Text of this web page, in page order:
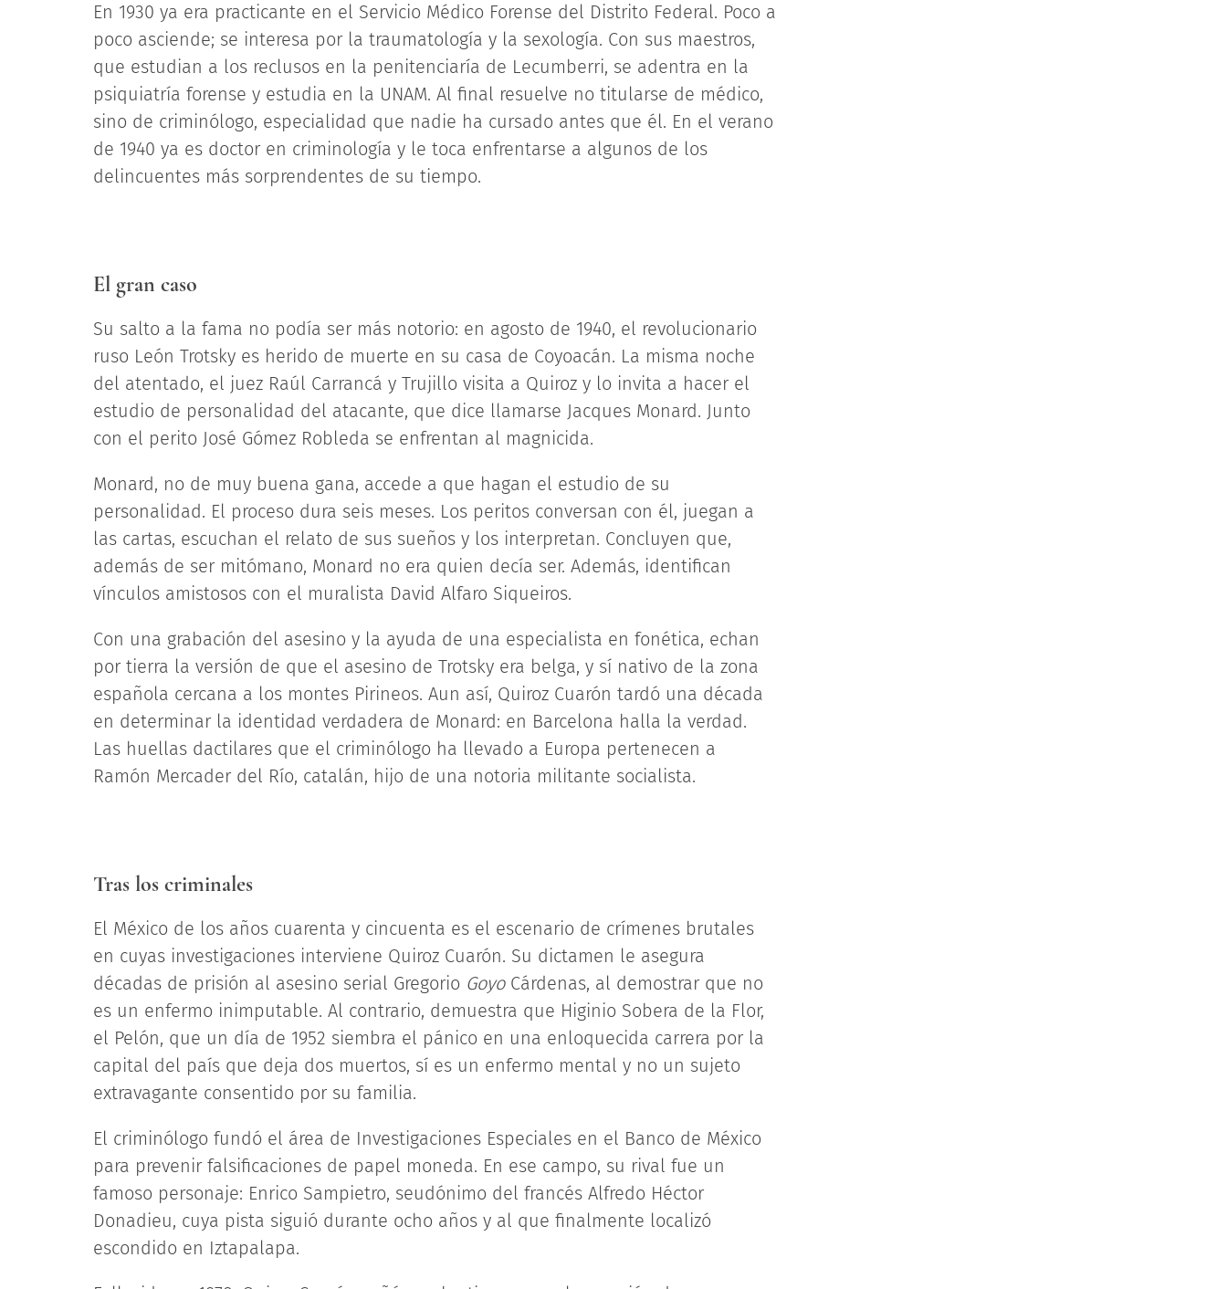
En 1930 ya era practicante en el Servicio Médico Forense del Distrito Federal. Poco a
poco asciende; se interesa por la traumatología y la sexología. Con sus maestros,
que estudian a los reclusos en la penitenciaría de Lecumberri, se adentra en la
psiquiatría forense y estudia en la UNAM. Al final resuelve no titularse de médico,
sino de criminólogo, especialidad que nadie ha cursado antes que él. En el verano
de 1940 ya es doctor en criminología y le toca enfrentarse a algunos de los
delincuentes más sorprendentes de su tiempo.
El gran caso
Su salto a la fama no podía ser más notorio: en agosto de 1940, el revolucionario
ruso León Trotsky es herido de muerte en su casa de Coyoacán. La misma noche
del atentado, el juez Raúl Carrancá y Trujillo visita a Quiroz y lo invita a hacer el
estudio de personalidad del atacante, que dice llamarse Jacques Monard. Junto
con el perito José Gómez Robleda se enfrentan al magnicida.
Monard, no de muy buena gana, accede a que hagan el estudio de su
personalidad. El proceso dura seis meses. Los peritos conversan con él, juegan a
las cartas, escuchan el relato de sus sueños y los interpretan. Concluyen que,
además de ser mitómano, Monard no era quien decía ser. Además, identifican
vínculos amistosos con el muralista David Alfaro Siqueiros.
Con una grabación del asesino y la ayuda de una especialista en fonética, echan
por tierra la versión de que el asesino de Trotsky era belga, y sí nativo de la zona
española cercana a los montes Pirineos. Aun así, Quiroz Cuarón tardó una década
en determinar la identidad verdadera de Monard: en Barcelona halla la verdad.
Las huellas dactilares que el criminólogo ha llevado a Europa pertenecen a
Ramón Mercader del Río, catalán, hijo de una notoria militante socialista.
Tras los criminales
El México de los años cuarenta y cincuenta es el escenario de crímenes brutales
en cuyas investigaciones interviene Quiroz Cuarón. Su dictamen le asegura
décadas de prisión al asesino serial Gregorio GoyoCárdenas, al demostrar que no
es un enfermo inimputable. Al contrario, demuestra que Higinio Sobera de la Flor,
el Pelón, que un día de 1952 siembra el pánico en una enloquecida carrera por la
capital del país que deja dos muertos, sí es un enfermo mental y no un sujeto
extravagante consentido por su familia.
El criminólogo fundó el área de Investigaciones Especiales en el Banco de México
para prevenir falsificaciones de papel moneda. En ese campo, su rival fue un
famoso personaje: Enrico Sampietro, seudónimo del francés Alfredo Héctor
Donadieu, cuya pista siguió durante ocho años y al que finalmente localizó
escondido en Iztapalapa.